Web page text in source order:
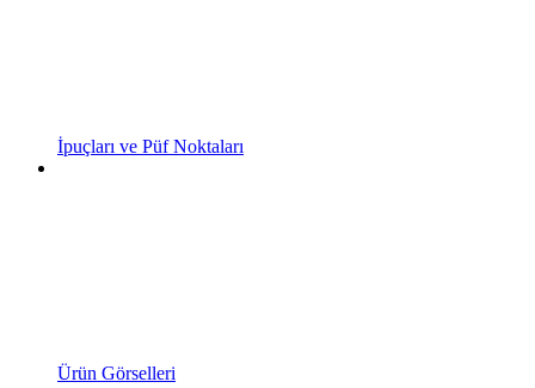
İpuçları ve Püf Noktaları
Ürün Görselleri